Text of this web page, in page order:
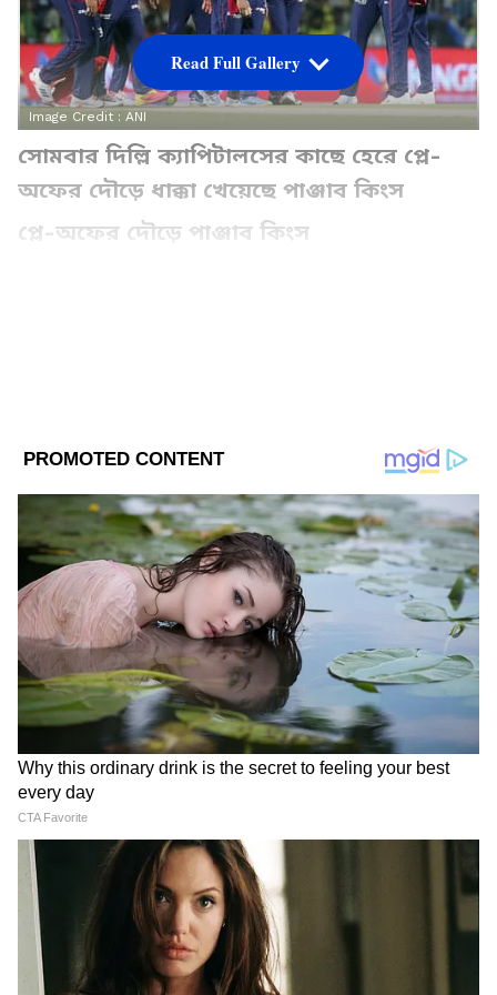
Image Credit : ANI
সোমবার দিল্লি ক্যাপিটালসের কাছে হেরে প্লে-
অফের দৌড়ে ধাক্কা খেয়েছে পাঞ্জাব কিংস
প্লে-অফের দৌড়ে পাঞ্জাব কিংস
প্লে-অফের দৌড়ে তাঁরা কিছুটা ধাক্কা খেয়েছেন।
Add Asianetnews Bangla as a Preferred
Source
DID YOU KNOW ?
সবার আগে আরসিবি
১১ ম্যাচ খেলে ১৪ পয়েন্ট করে পেয়েছে রয়্যাল
চ্যালেঞ্জার্স বেঙ্গালুরু, সানরাইজার্স হায়দরাবাদ ও
গুজরাট টাইটানস। তবে শীর্ষে আরসিবি।
2
Image Credit :
চলতি আইপিএল-এ চতুর্থ দল হিসেবে প্লে-
Read Full Gallery